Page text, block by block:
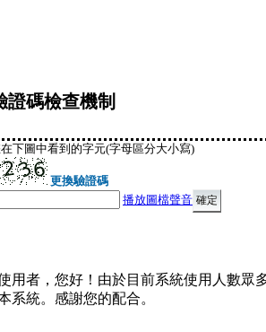
證碼檢查機制
下圖中看到的字元(字母區分大小寫)
更換驗證碼
播放圖檔聲音
用者，您好！由於目前系統使用人數眾
系統。感謝您的配合。